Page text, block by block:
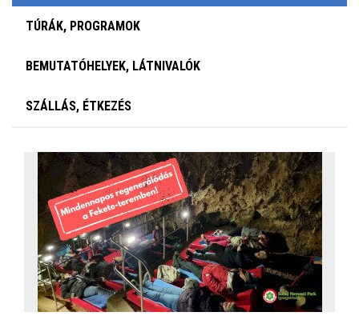
TÚRÁK, PROGRAMOK
BEMUTATÓHELYEK, LÁTNIVALÓK
SZÁLLÁS, ÉTKEZÉS